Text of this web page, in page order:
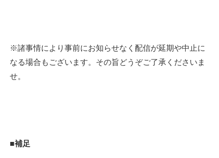
※諸事情により事前にお知らせなく配信が延期や中止に
なる場合もございます。その旨どうぞご了承くださいま
せ。
■補足